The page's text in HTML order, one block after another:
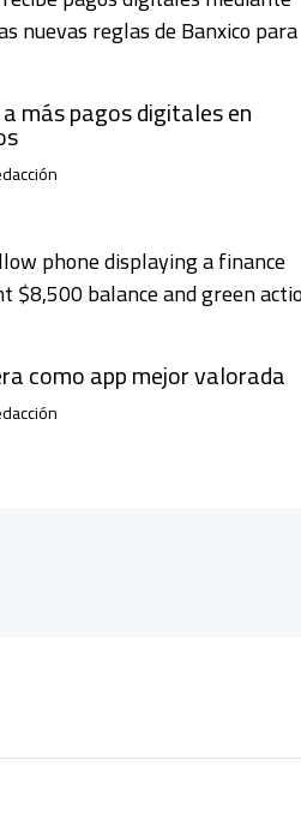
más pagos digitales en
como app mejor valorada